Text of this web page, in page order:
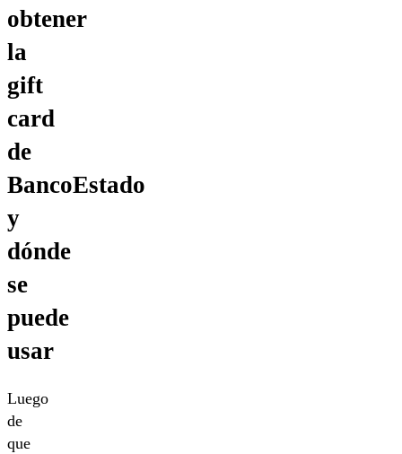
obtener
la
gift
card
de
BancoEstado
y
dónde
se
puede
usar
Luego
de
que